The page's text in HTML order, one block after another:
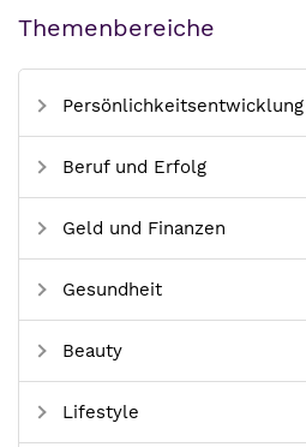
Themenbereiche
Persönlichkeitsentwicklung
Beruf und Erfolg
Geld und Finanzen
Gesundheit
Beauty
Lifestyle